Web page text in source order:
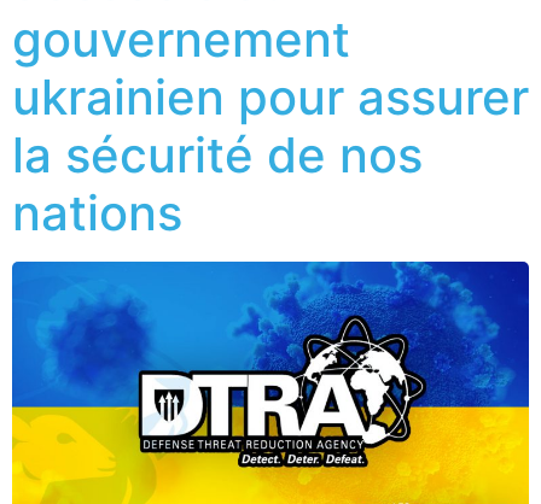
gouvernement
ukrainien pour assurer
la sécurité de nos
nations